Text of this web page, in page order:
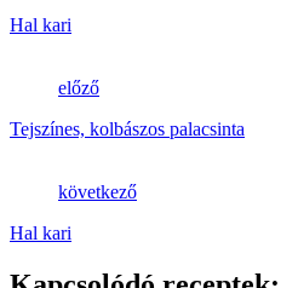
Hal kari
előző
Tejszínes, kolbászos palacsinta
következő
Hal kari